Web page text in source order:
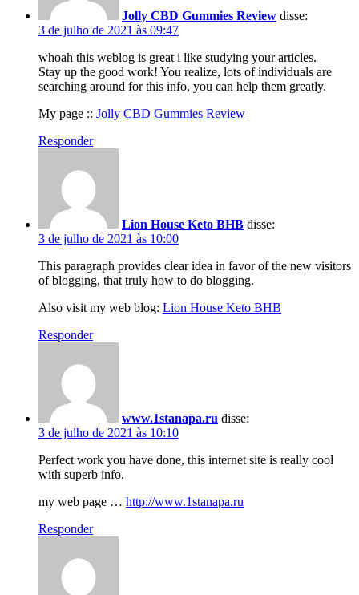
Jolly CBD Gummies Review disse:
3 de julho de 2021 às 09:47
whoah this weblog is great i like studying your articles.
Stay up the good work! You realize, lots of individuals are
searching around for this info, you can help them greatly.
My page :: Jolly CBD Gummies Review
Responder
Lion House Keto BHB disse:
3 de julho de 2021 às 10:00
This paragraph provides clear idea in favor of the new visitors
of blogging, that truly how to do blogging.
Also visit my web blog: Lion House Keto BHB
Responder
www.1stanapa.ru disse:
3 de julho de 2021 às 10:10
Perfect work you have done, this internet site is really cool
with superb info.
my web page … http://www.1stanapa.ru
Responder